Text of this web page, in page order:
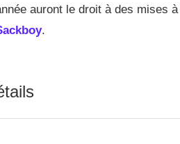
auront le droit à des mises à
.